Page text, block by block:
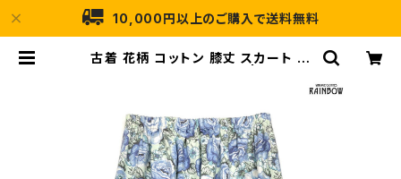
10,000円以上のご購入で送料無料
古着 花柄 コットン 膝丈 スカート 青